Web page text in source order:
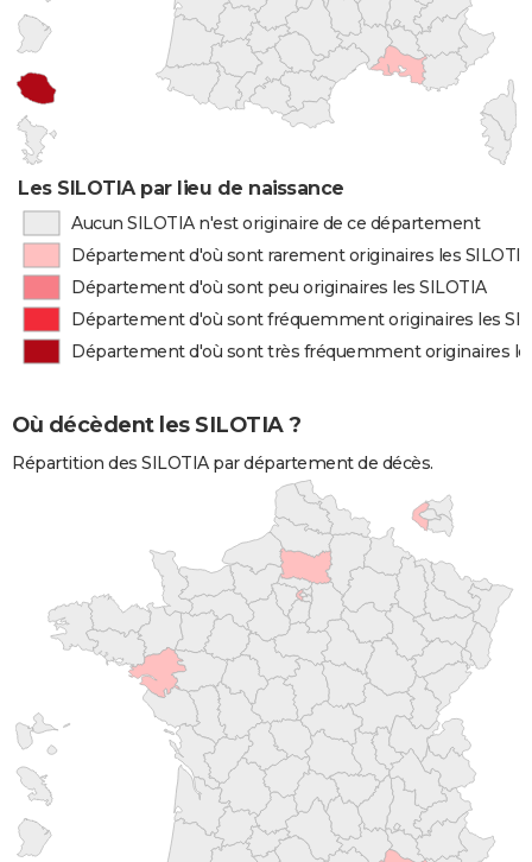
Les SILOTIA par lieu de naissance
Aucun SILOTIA n'est originaire de ce département
Département d'où sont rarement originaires les
Département d'où sont peu originaires les SILOTIA
Département d'où sont fréquemment originaires les
Département d'où sont très fréquemment originaires
Où décèdent les SILOTIA ?
Répartition des SILOTIA par département de décès.